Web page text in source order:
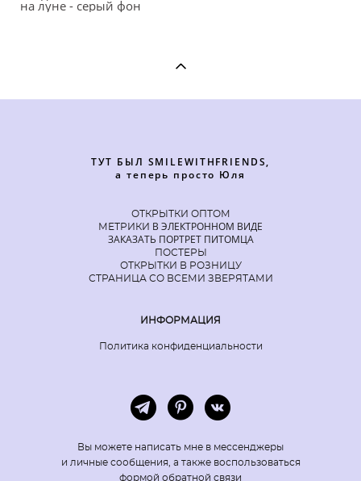
на луне - серый фон
ТУТ БЫЛ SMILEWITHFRIENDS,
а теперь просто Юля
ОТКРЫТКИ ОПТОМ
МЕТРИКИ В ЭЛЕКТРОННОМ ВИДЕ
ЗАКАЗАТЬ ПОРТРЕТ ПИТОМЦА
ПОСТЕРЫ
ОТКРЫТКИ В РОЗНИЦУ
СТРАНИЦА СО ВСЕМИ ЗВЕРЯТАМИ
ИНФОРМАЦИЯ
Политика конфиденциальности
Вы можете написать мне в мессенджеры
и личные сообщения, а также воспользоваться
формой обратной связи